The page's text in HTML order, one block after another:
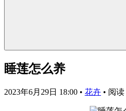
睡莲怎么养
2023年6月29日 18:00 • 花卉 • 阅读